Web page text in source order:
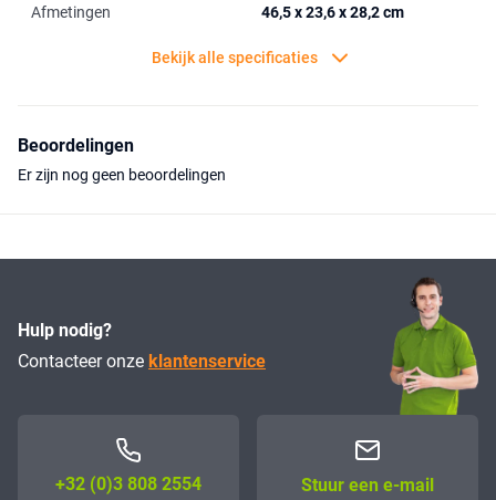
Afmetingen 46,5 x 23,6 x 28,2 cm
Bekijk alle specificaties
Beoordelingen
Er zijn nog geen beoordelingen
Hulp nodig?
Contacteer onze klantenservice
+32 (0)3 808 2554 Stuur een e-mail